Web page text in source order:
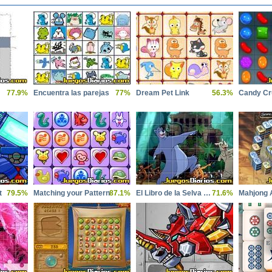
77.9% Encuentra las parejas 77% Dream Pet Link 56.3% Candy
79.5% Matching your Pattern87.1% El Libro de la Selva Puzzle 71.6% Mahjong